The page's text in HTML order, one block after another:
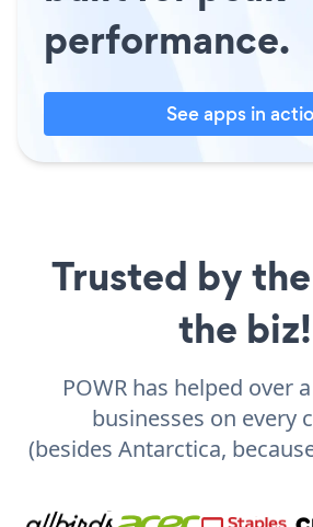
performance.
See apps in
Trusted by
the biz!
POWR has helped over
businesses on every
(besides Antarctica,